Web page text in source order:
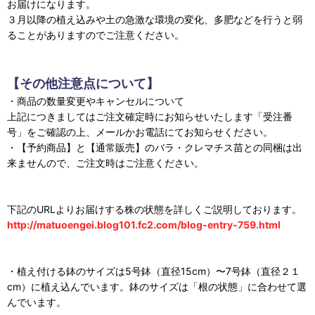
お届けになります。
３月以降の植え込みや土の急激な環境の変化、多肥などを行うと弱
ることがありますのでご注意ください。
【その他注意点について】
・商品の数量変更やキャンセルについて
上記につきましてはご注文確定時にお知らせいたします「受注番
号」をご確認の上、メールかお電話にてお知らせください。
・【予約商品】と【通常販売】のバラ・クレマチス苗との同梱は出
来ませんので、ご注文時はご注意ください。
下記のURLよりお届けする株の状態を詳しくご説明しております。
http://matuoengei.blog101.fc2.com/blog-entry-759.html
・植え付ける鉢のサイズは5号鉢（直径15cm）〜7号鉢（直径２１
cm）に植え込んでいます。鉢のサイズは「根の状態」に合わせて選
んでいます。